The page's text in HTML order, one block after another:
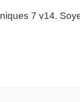
7 v14.